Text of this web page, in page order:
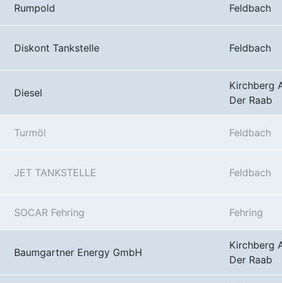
Rumpold Feldbach
Diskont Tankstelle Feldbach
Diesel
Kirchberg
Der Raab
Turmöl Feldbach
JET TANKSTELLE Feldbach
SOCAR Fehring Fehring
Baumgartner Energy GmbH
Kirchberg
Der Raab